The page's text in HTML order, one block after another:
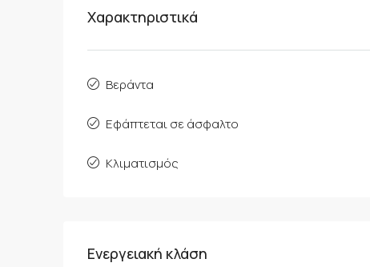
Χαρακτηριστικά
Βεράντα
Εφάπτεται σε άσφαλτο
Κλιματισμός
Ενεργειακή κλάση